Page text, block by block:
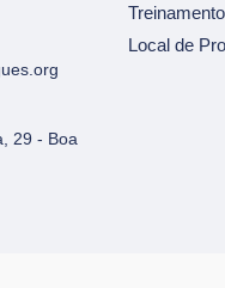
29 - Boa
Treinamento
Local de